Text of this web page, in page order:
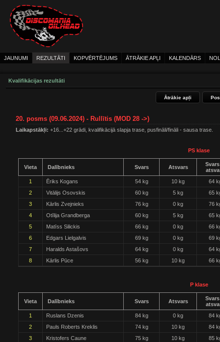
JAUNUMI REZULTĀTI KOPVĒRTĒJUMS ĀTRĀKIE APĻI KALENDĀRS
Kvalifikācijas rezultāti
Ātrākie apļi
20. posms (09.06.2024) - Rullītis (MOD 28 ->)
Laikapstākļi: +16...+22 grādi, kvalifikācijā slapja trase, pusfināli/fināli - sausa trase.
PS klase
Vieta Dalībnieks Svars Atsvars
1
Ēriks Kogans 54 kg 10 kg
64
2
Vitālijs Osovskis 60 kg 5 kg
65
3
Kārlis Zvejnieks 76 kg 0 kg
76
4
Otīlija Grandberga 60 kg 5 kg
65
5
Matīss Silickis 66 kg 0 kg
66
6
Edgars Lielgalvis 69 kg 0 kg
69
7
Haralds Astašovs 64 kg 0 kg
64
8
Kārlis Pūce 56 kg 10 kg 66
P klase
Vieta Dalībnieks Svars Atsvars
1
Ruslans Dzenis 84 kg 0 kg
84
2
Pauls Roberts Kreklis 74 kg 10 kg
84
3
Kristofers Caune 75 kg 10 kg
85